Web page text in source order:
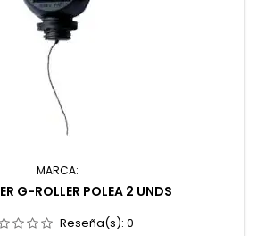
MARCA:
G-ROLLER POLEA 2 UNDS
Reseña(s): 0